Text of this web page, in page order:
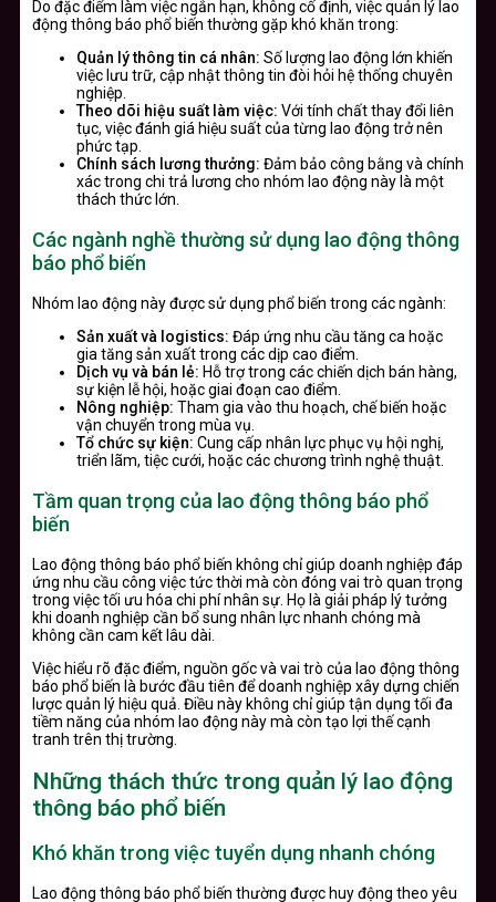
Do đặc điểm làm việc ngắn hạn, không cố định, việc quản lý lao
động thông báo phổ biến thường gặp khó khăn trong:
Quản lý thông tin cá nhân: Số lượng lao động lớn khiến
việc lưu trữ, cập nhật thông tin đòi hỏi hệ thống chuyên
nghiệp.
Theo dõi hiệu suất làm việc: Với tính chất thay đổi liên
tục, việc đánh giá hiệu suất của từng lao động trở nên
phức tạp.
Chính sách lương thưởng: Đảm bảo công bằng và chính
xác trong chi trả lương cho nhóm lao động này là một
thách thức lớn.
Các ngành nghề thường sử dụng lao động thông
báo phổ biến
Nhóm lao động này được sử dụng phổ biến trong các ngành:
Sản xuất và logistics: Đáp ứng nhu cầu tăng ca hoặc
gia tăng sản xuất trong các dịp cao điểm.
Dịch vụ và bán lẻ: Hỗ trợ trong các chiến dịch bán hàng,
sự kiện lễ hội, hoặc giai đoạn cao điểm.
Nông nghiệp: Tham gia vào thu hoạch, chế biến hoặc
vận chuyển trong mùa vụ.
Tổ chức sự kiện: Cung cấp nhân lực phục vụ hội nghị,
triển lãm, tiệc cưới, hoặc các chương trình nghệ thuật.
Tầm quan trọng của lao động thông báo phổ
biến
Lao động thông báo phổ biến không chỉ giúp doanh nghiệp đáp
ứng nhu cầu công việc tức thời mà còn đóng vai trò quan trọng
trong việc tối ưu hóa chi phí nhân sự. Họ là giải pháp lý tưởng
khi doanh nghiệp cần bổ sung nhân lực nhanh chóng mà
không cần cam kết lâu dài.
Việc hiểu rõ đặc điểm, nguồn gốc và vai trò của lao động thông
báo phổ biến là bước đầu tiên để doanh nghiệp xây dựng chiến
lược quản lý hiệu quả. Điều này không chỉ giúp tận dụng tối đa
tiềm năng của nhóm lao động này mà còn tạo lợi thế cạnh
tranh trên thị trường.
Những thách thức trong quản lý lao động
thông báo phổ biến
Khó khăn trong việc tuyển dụng nhanh chóng
Lao động thông báo phổ biến thường được huy động theo yêu